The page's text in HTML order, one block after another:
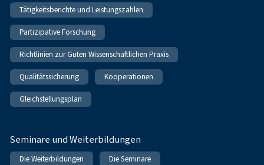
Tätigkeitsberichte und Leistungszahlen
Partizipative Forschung
Richtlinien zur Guten Wissenschaftlichen Praxis
Qualitätssicherung Kooperationen
Gleichstellungsplan
Seminare und Weiterbildungen
Die Weiterbildungen Die Seminare